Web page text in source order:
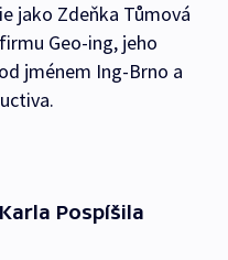
jako Zdeňka Tůmová
Geo-ing, jeho
jménem Ing-Brno a
Pospíšila